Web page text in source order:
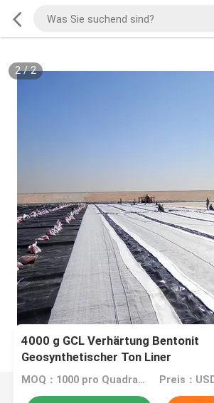
2/2
4000 g GCL Verhärtung Bentonit
Geosynthetischer Ton Liner
MOQ：1000 pro Quadratmeter